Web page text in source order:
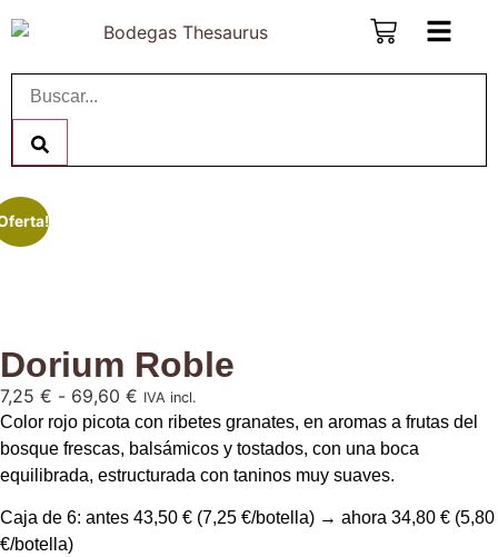
Dorium Roble
7,25 € - 69,60 € IVA incl.
Color rojo picota con ribetes granates, en aromas a frutas del
bosque frescas, balsámicos y tostados, con una boca
equilibrada, estructurada con taninos muy suaves.
Caja de 6: antes 43,50 € (7,25 €/botella) → ahora 34,80 € (5,80
€/botella)